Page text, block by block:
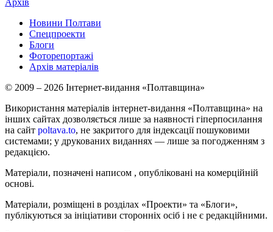
Архів
Новини Полтави
Спецпроекти
Блоги
Фоторепортажі
Архів матеріалів
© 2009 – 2026 Інтернет-видання «Полтавщина»
Використання матеріалів інтернет-видання «Полтавщина» на
інших сайтах дозволяється лише за наявності гіперпосилання
на сайт poltava.to, не закритого для індексації пошуковими
системами; у друкованих виданнях — лише за погодженням з
редакцією.
Матеріали, позначені написом , опубліковані на комерційній
основі.
Матеріали, розміщені в розділах «Проекти» та «Блоги»,
публікуються за ініціативи сторонніх осіб і не є редакційними.